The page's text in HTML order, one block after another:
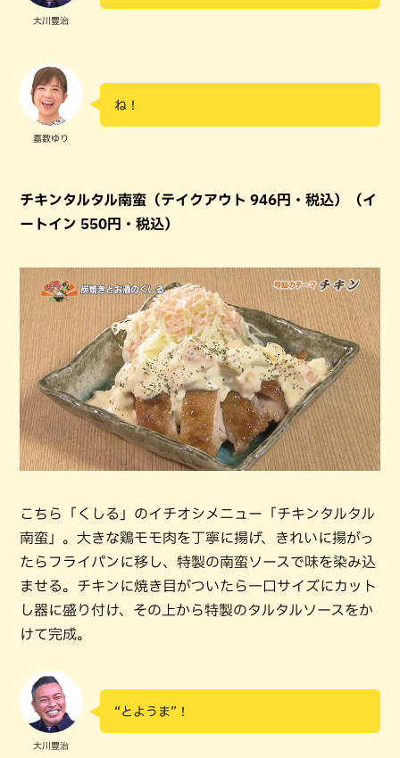
大川豊治
嘉数ゆり
ね！
チキンタルタル南蛮（テイクアウト 946円・税込）（イ
ートイン 550円・税込）
こちら「くしる」のイチオシメニュー「チキンタルタル
南蛮」。大きな鶏モモ肉を丁寧に揚げ、きれいに揚がっ
たらフライパンに移し、特製の南蛮ソースで味を染み込
ませる。チキンに焼き目がついたら一口サイズにカット
し器に盛り付け、その上から特製のタルタルソースをか
けて完成。
大川豊治
“とようま”！